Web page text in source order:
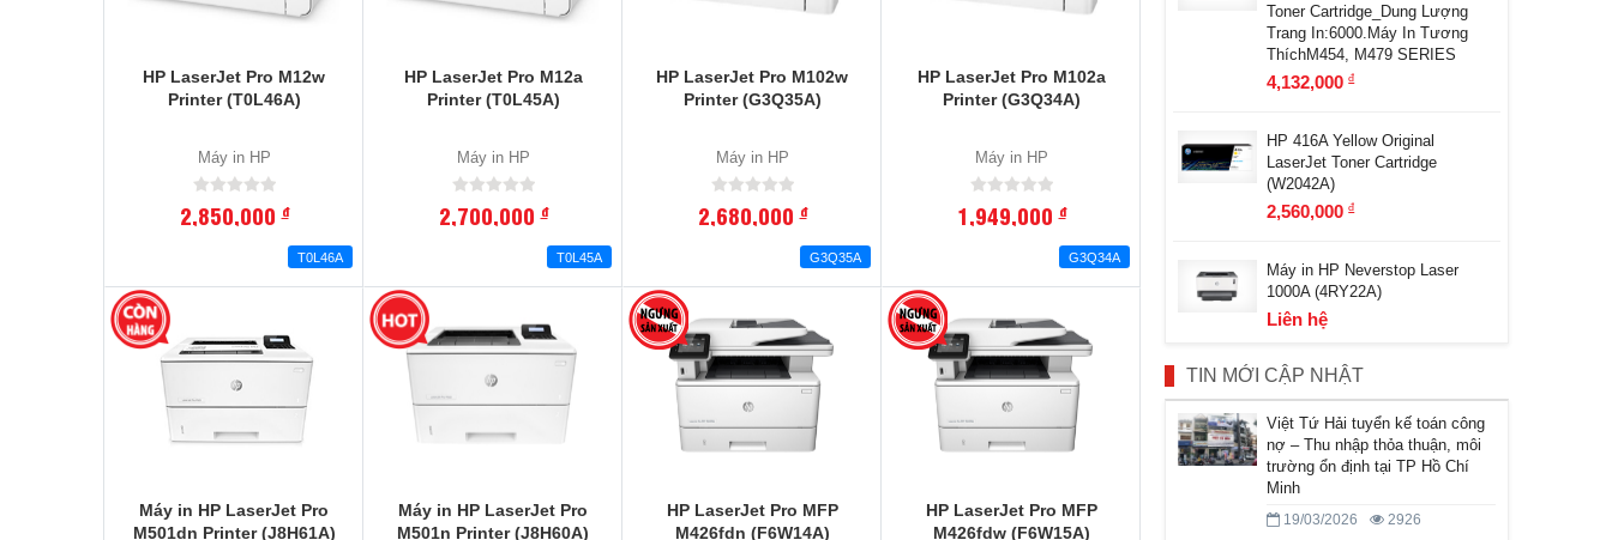
HP LaserJet Pro M12w
Printer (T0L46A)
Máy in HP
2,850,000đ
T0L46A
HP LaserJet Pro M12a
Printer (T0L45A)
Máy in HP
2,700,000đ
T0L45A
HP LaserJet Pro M102w
Printer (G3Q35A)
Máy in HP
2,680,000đ
G3Q35A
HP LaserJet Pro M102a
Printer (G3Q34A)
Máy in HP
1,949,000đ
G3Q34A
Máy in HP LaserJet Pro
M501dn Printer (J8H61A)
Máy in HP LaserJet Pro
M501n Printer (J8H60A)
HP LaserJet Pro MFP
M426fdn (F6W14A)
HP LaserJet Pro MFP
M426fdw (F6W15A)
Toner Cartridge_Dung Lượng
Trang In:6000.Máy In Tương
ThíchM454, M479 SERIES
4,132,000đ
HP 416A Yellow Original
LaserJet Toner Cartridge
(W2042A)
2,560,000đ
Máy in HP Neverstop Laser
1000A (4RY22A)
Liên hệ
TIN MỚI CẬP NHẬT
Việt Tứ Hải tuyển kế toán công
nợ – Thu nhập thỏa thuận, môi
trường ổn định tại TP Hồ Chí
Minh
19/03/2026 2926